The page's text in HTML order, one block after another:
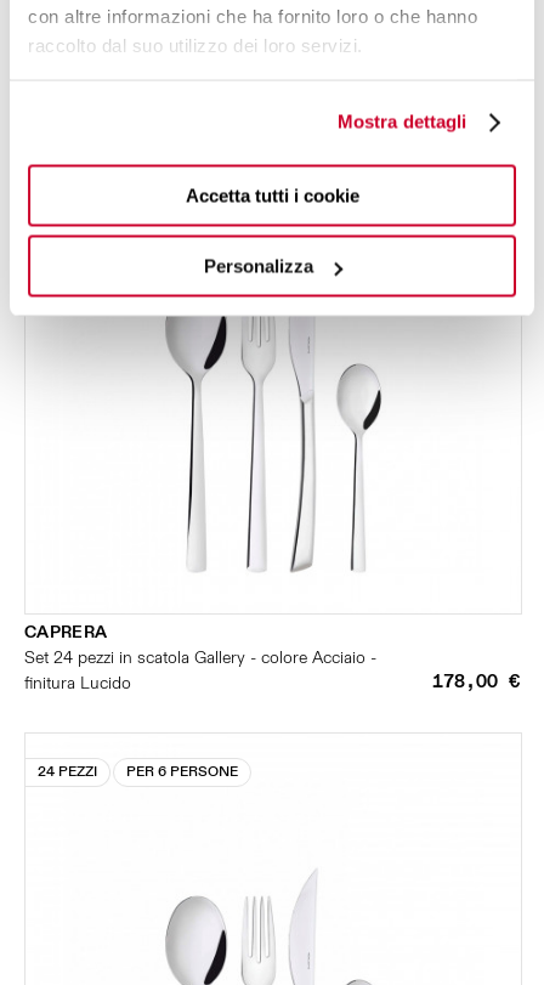
con altre informazioni che ha fornito loro o che hanno
raccolto dal suo utilizzo dei loro servizi.
Mostra dettagli
Accetta tutti i cookie
Personalizza
CAPRERA
Set 24 pezzi in scatola Gallery - colore Acciaio -
CAPRERA
Set 24 pezzi in scatola Gallery - colore Acciaio -
finitura Lucido
178,00 €
24 PEZZI PER 6 PERSONE